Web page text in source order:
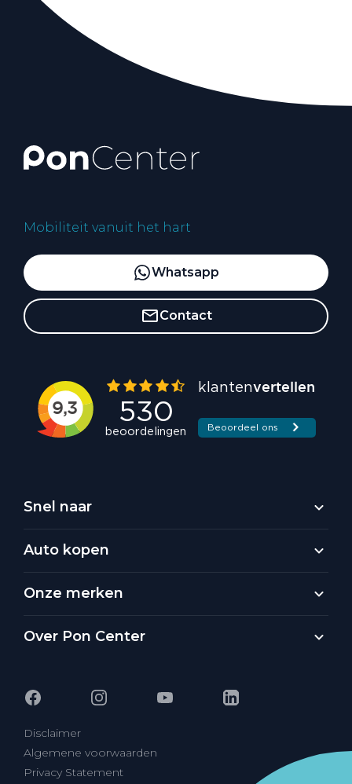
Mobiliteit vanuit het hart
Whatsapp
Contact
Snel naar
Auto kopen
Onze merken
Over Pon Center
Disclaimer
Algemene voorwaarden
Privacy Statement